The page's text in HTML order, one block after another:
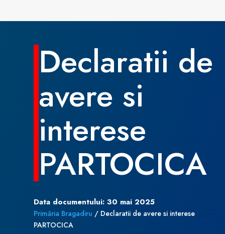
Declaratii de
avere si
interese
PARTOCICA
Data documentului: 30 mai 2025
Primăria Bragadiru / Declaratii de avere si interese
PARTOCICA